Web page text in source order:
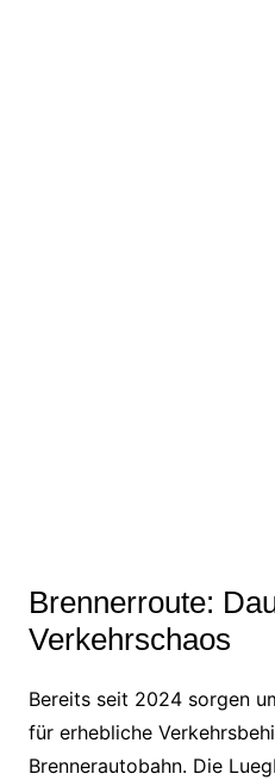
Brennerroute:
Verkehrschaos
Bereits seit 2024 sorgen
für erhebliche
Brennerautobahn. Die